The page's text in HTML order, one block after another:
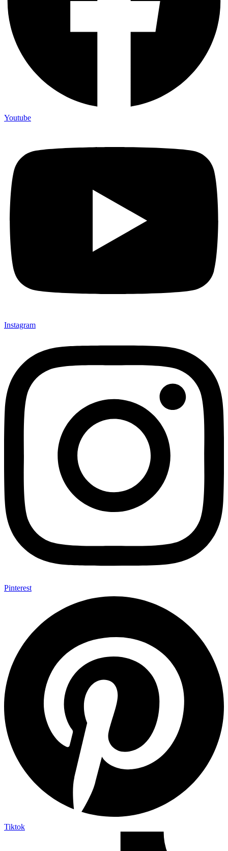
Youtube
Instagram
Pinterest
Tiktok